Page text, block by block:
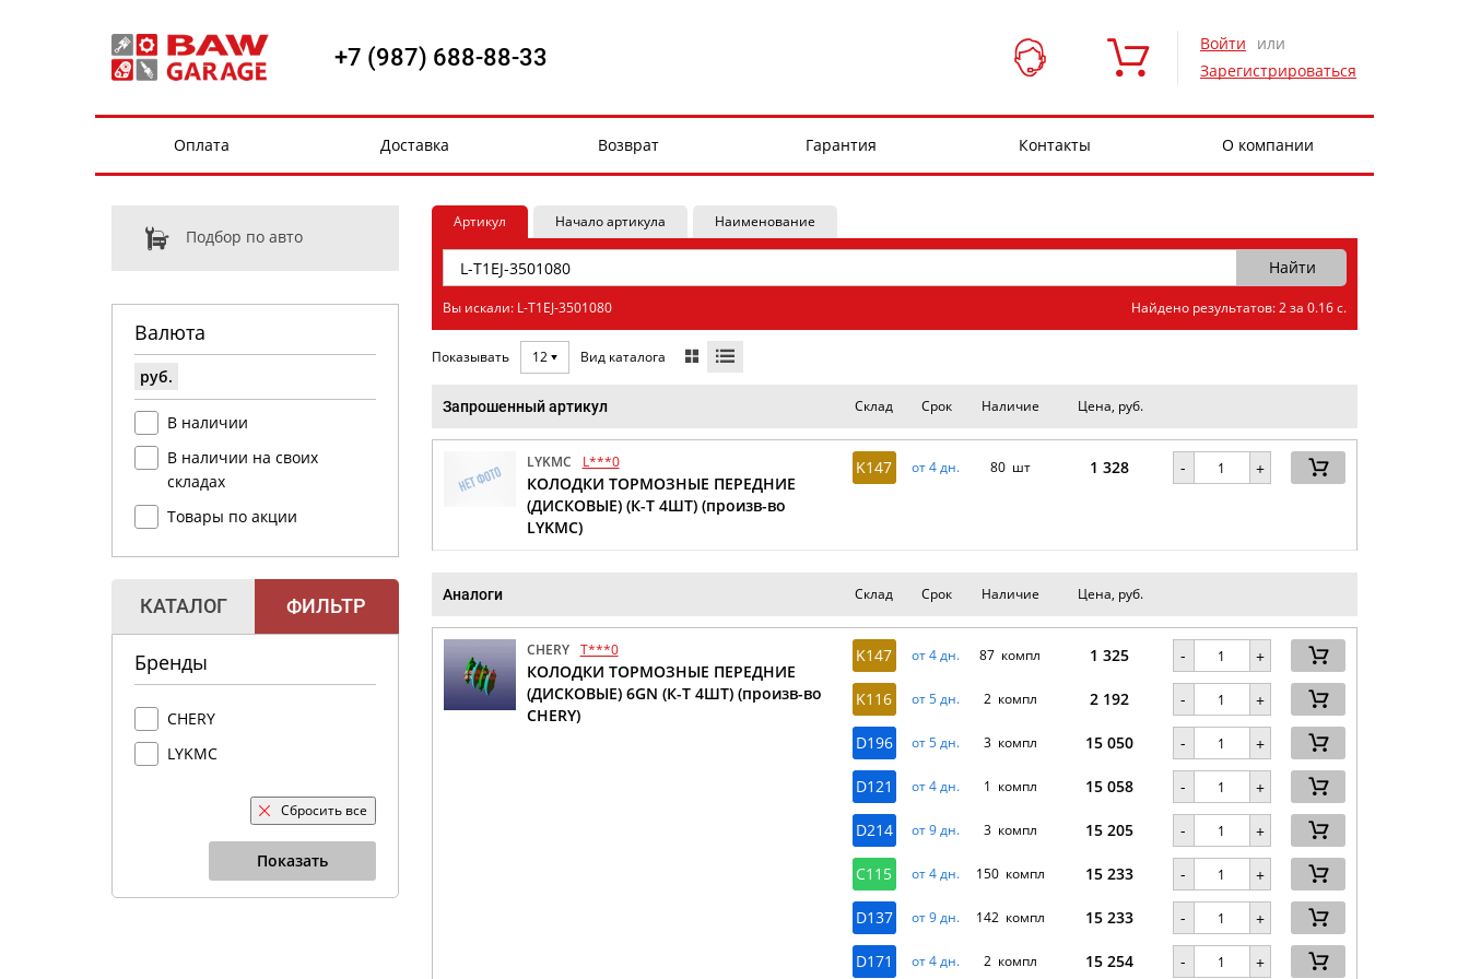
+7 (987) 688-88-33 Войти
или
Зарегистрироваться
Оплата Доставка Возврат Гарантия Контакты О компании
Подбор по авто
Валюта
руб.
В наличии
В наличии на своих
складах
Товары по акции
КАТАЛОГ ФИЛЬТР
Бренды
CHERY
LYKMC
Сбросить все
Показать
Артикул Начало артикула Наименование
Вы искали: L-T1EJ-3501080 Найдено результатов: 2 за 0.16 с.
Показывать 12 Вид каталога
Запрошенный артикул Склад Срок Наличие Цена, руб.
LYKMC L***0
КОЛОДКИ ТОРМОЗНЫЕ ПЕРЕДНИЕ
(ДИСКОВЫЕ) (К-Т 4ШТ) (произв-во
LYKMC)
K147 от 4 дн. 80 шт 1 328 - +
Аналоги Склад Срок Наличие Цена, руб.
CHERY T***0
КОЛОДКИ ТОРМОЗНЫЕ ПЕРЕДНИЕ
(ДИСКОВЫЕ) 6GN (К-Т 4ШТ) (произв-во
CHERY)
K147 от 4 дн. 87 компл 1 325 - +
K116 от 5 дн. 2 компл 2 192 - +
D196 от 5 дн. 3 компл 15 050 - +
D121 от 4 дн. 1 компл 15 058 - +
D214 от 9 дн. 3 компл 15 205 - +
C115 от 4 дн. 150 компл 15 233 - +
D137 от 9 дн. 142 компл 15 233 - +
D171 от 4 дн. 2 компл 15 254 - +